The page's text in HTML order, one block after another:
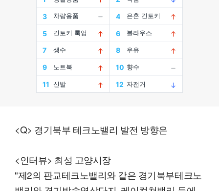
<Q> 경기북부 테크노밸리 발전 방향은
<인터뷰> 최성 고양시장
"제2의 판교테크노밸리와 같은 경기북부테크노